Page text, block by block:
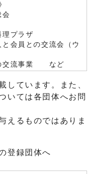
会
理プラザ
会員との交流会（ウ
交流事業 など
しています。また、
いては各団体へお問
えるものではありま
登録団体へ